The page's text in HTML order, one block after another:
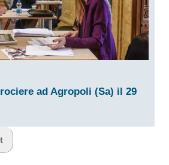
ad Agropoli (Sa) il 29